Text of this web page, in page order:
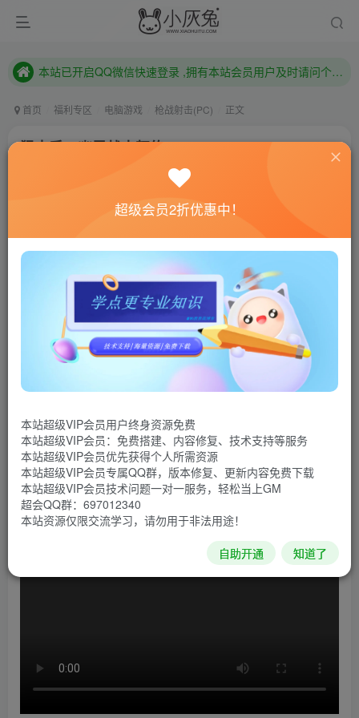
本站已开启QQ微信快速登录 ,拥有本站会员用户及时请问个人中心绑定！
本站已开启QQ微信快速登录 ,拥有本站会员用户及时请问个人中心绑定！
首页 福利专区 电脑游戏 枪战射击(PC) 正文
狙击手：幽灵战士契约2/Sniper Ghost Warrior
0 492 179
联网教程： 内附教程
单机教程： 内附教程
不懂的话联系客服！！！
本站的资源转载自国内外各大媒体和网络，仅供试玩体
验。如果您喜欢该游戏内容，请支持正版→→→正版购买
战争战术类射击游戏。在游戏中，玩家扮演代号渡鸦的契约
狙击手刺客，在激动人心的单人战役中消灭一连串目标。你
将在超过1000米的超远距离外狙杀目标，准备好体验系列中
最刺激人心的一作吧。
游戏视频
超级会员2折优惠中！
本站超级VIP会员用户终身资源免费
本站超级VIP会员：免费搭建、内容修复、技术支持等服务
本站超级VIP会员优先获得个人所需资源
本站超级VIP会员专属QQ群，版本修复、更新内容免费下载
本站超级VIP会员技术问题一对一服务，轻松当上GM
超会QQ群：697012340
本站资源仅限交流学习，请勿用于非法用途！
自助开通 知道了